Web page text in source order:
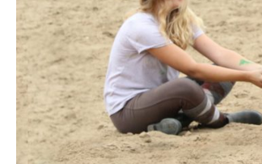
TRAU­ER­GRUP­PE